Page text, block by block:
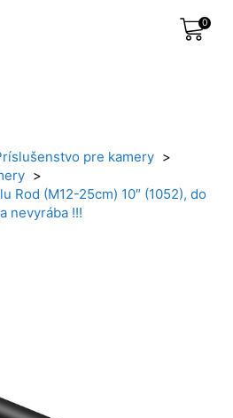
0
pre kamery
Rod (M12-25cm) 10″ (1052), do
nevyrába !!!